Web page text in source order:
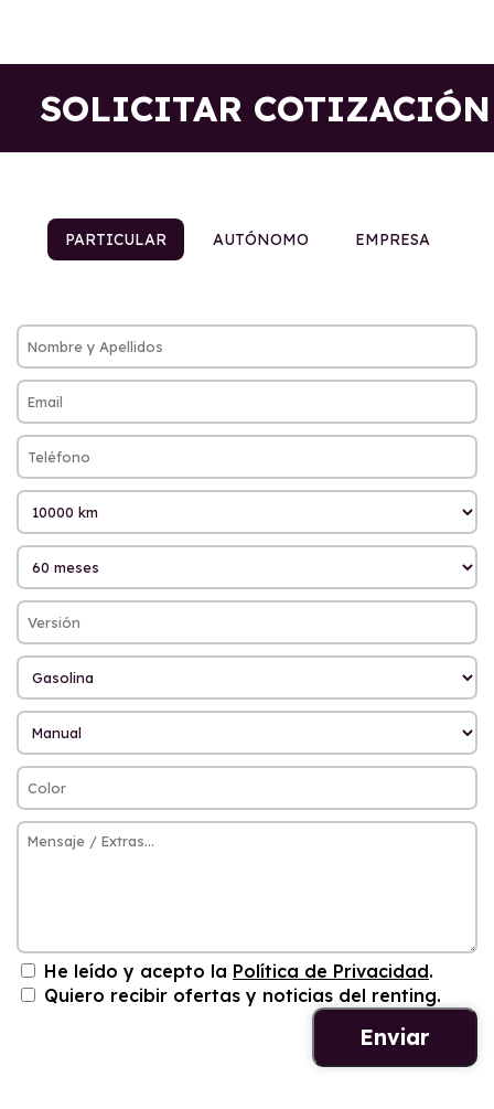
SOLICITAR COTIZACIÓN
PARTICULAR AUTÓNOMO EMPRESA
He leído y acepto la Política de Privacidad.
Quiero recibir ofertas y noticias del renting.